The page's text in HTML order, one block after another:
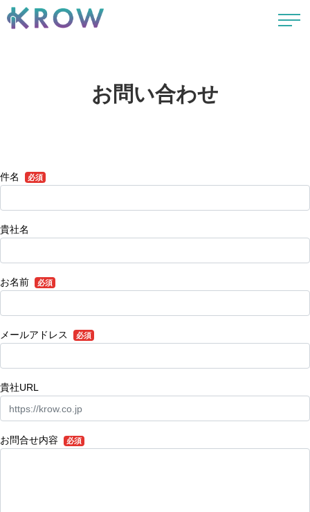
お問い合わせ
件名 必須
貴社名
お名前 必須
メールアドレス 必須
貴社URL
お問合せ内容 必須